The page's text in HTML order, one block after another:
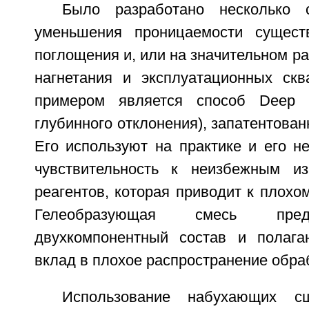
Было разработано
уменьшения проницаемости
поглощения и, или на значительном
нагнетания и эксплуатационных
примером является способ Deep
глубинного отклонения),
Его используют на практике и его
чувствительность к неизбежным
реагентов, которая приводит к
Гелеобразующая смесь
двухкомпонентный состав и
вклад в плохое распространение
Использование набухающих